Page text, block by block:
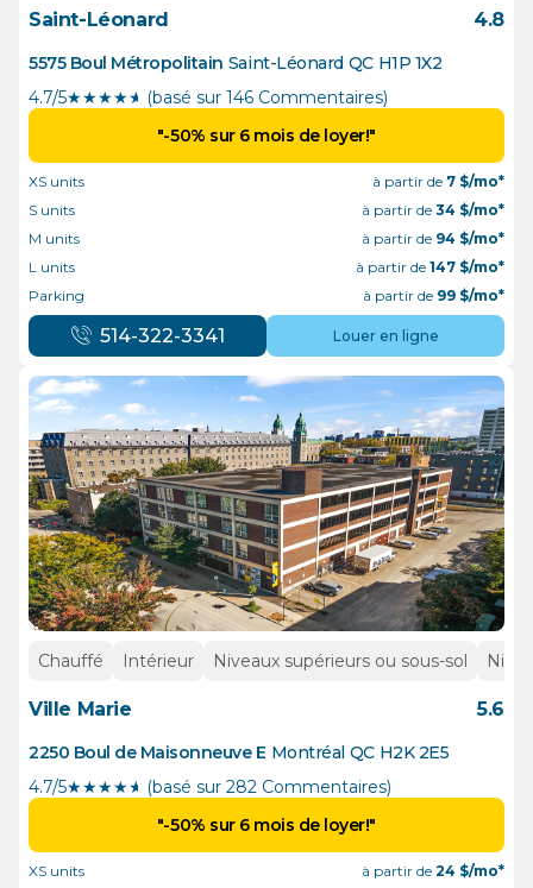
Saint-Léonard 4.8
5575 Boul Métropolitain Saint-Léonard QC H1P 1X2
4.7/5★★★★½ (basé sur 146 Commentaires)
"-50% sur 6 mois de loyer!"
XS units à partir de 7 $/mo*
S units
à partir de 34 $/mo*
M units
à partir de 94 $/mo*
L units
à partir de 147 $/mo*
Parking
à partir de 99 $/mo*
514-322-3341 Louer en ligne
Chauffé Intérieur Niveaux supérieurs ou sous-sol
Ville Marie 5.6
2250 Boul de Maisonneuve E Montréal QC H2K 2E5
4.7/5★★★★½ (basé sur 282 Commentaires)
"-50% sur 6 mois de loyer!"
XS units à partir de 24 $/mo*